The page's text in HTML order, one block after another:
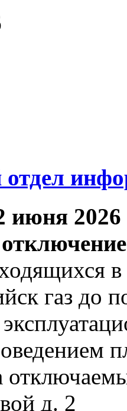
отдел
июня 2026
газ до
д. 2